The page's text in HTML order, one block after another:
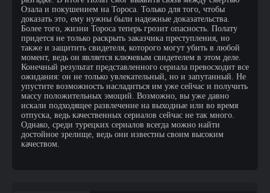
Озала и покушением на Тороса. Только для того, чтобы
доказать это, ему нужны были надежные доказательства.
Более того, жизни Тороса теперь грозит опасность. Полату
придется не только раскрыть заказчика преступления, но
также и защитить свидетеля, которого могут убить в любой
момент, ведь он является ключевым свидетелем в этом деле.
Конечный результат представленного сериала превосходит все
ожидания: он не только увлекательный, но и запутанный. Не
упустите возможность насладиться им уже сейчас и получить
массу положительных эмоций. Возможно, вы уже давно
искали подходящее развлечение на выходные или во время
отпуска, ведь качественных сериалов сейчас не так много.
Однако, среди турецких сериалов всегда можно найти
достойное зрелище, ведь они известны своим высоким
качеством.